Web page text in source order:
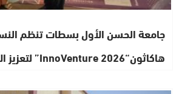
جامعة الحسن الأول بسطات تنظم
هاكاثون“InnoVenture 2026” لتعزيز الابتكار…